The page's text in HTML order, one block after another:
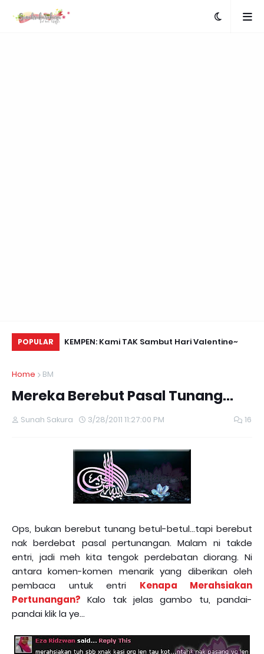
POPULAR
Retreats, KEMPEN: Kami TAK Sambut Hari Valentine~
Home BM
Mereka Berebut Pasal Tunang...
Sunah Sakura 3/28/2011 11:27:00 PM 16
Ops, bukan berebut tunang betul-betul...tapi berebut
nak berdebat pasal pertunangan. Malam ni takde
entri, jadi meh kita tengok perdebatan diorang. Ni
antara komen-komen menarik yang diberikan oleh
pembaca untuk entri Kenapa Merahsiakan
Pertunangan? Kalo tak jelas gambo tu, pandai-
pandai klik la ye...